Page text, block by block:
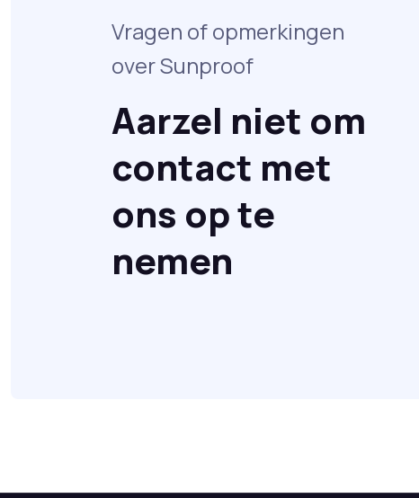
Vragen of opmerkingen
over Sunproof
Aarzel niet om
contact met
ons op te
nemen